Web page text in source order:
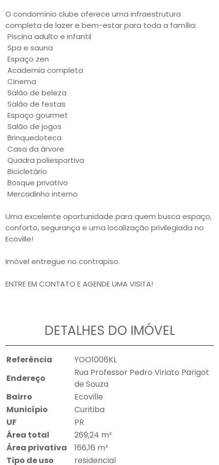
O condomínio clube oferece uma infraestrutura
completa de lazer e bem-estar para toda a família:
Piscina adulto e infantil
Spa e sauna
Espaço zen
Academia completa
Cinema
Salão de beleza
Salão de festas
Espaço gourmet
Salão de jogos
Brinquedoteca
Casa da árvore
Quadra poliesportiva
Bicicletário
Bosque privativo
Mercadinho interno
Uma excelente oportunidade para quem busca espaço,
conforto, segurança e uma localização privilegiada no
Ecoville!
Imóvel entregue no contrapiso.
ENTRE EM CONTATO E AGENDE UMA VISITA!
DETALHES DO IMÓVEL
Referência
YOO1006KL
Endereço
Rua Professor Pedro Viriato Parigot
de Souza
Bairro
Ecoville
Município
Curitiba
UF
PR
Área total
269,24 m²
Área privativa
166,16 m²
Tipo de uso
residencial